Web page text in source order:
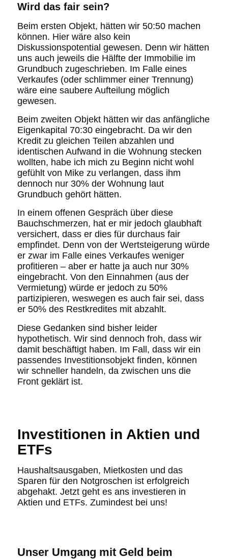
Wird das fair sein?
Beim ersten Objekt, hätten wir 50:50 machen
können. Hier wäre also kein
Diskussionspotential gewesen. Denn wir hätten
uns auch jeweils die Hälfte der Immobilie im
Grundbuch zugeschrieben. Im Falle eines
Verkaufes (oder schlimmer einer Trennung)
wäre eine saubere Aufteilung möglich
gewesen.
Beim zweiten Objekt hätten wir das anfängliche
Eigenkapital 70:30 eingebracht. Da wir den
Kredit zu gleichen Teilen abzahlen und
identischen Aufwand in die Wohnung stecken
wollten, habe ich mich zu Beginn nicht wohl
gefühlt von Mike zu verlangen, dass ihm
dennoch nur 30% der Wohnung laut
Grundbuch gehört hätten.
In einem offenen Gespräch über diese
Bauchschmerzen, hat er mir jedoch glaubhaft
versichert, dass er dies für durchaus fair
empfindet. Denn von der Wertsteigerung würde
er zwar im Falle eines Verkaufes weniger
profitieren – aber er hatte ja auch nur 30%
eingebracht. Von den Einnahmen (aus der
Vermietung) würde er jedoch zu 50%
partizipieren, weswegen es auch fair sei, dass
er 50% des Restkredites mit abzahlt.
Diese Gedanken sind bisher leider
hypothetisch. Wir sind dennoch froh, dass wir
damit beschäftigt haben. Im Fall, dass wir ein
passendes Investitionsobjekt finden, können
wir schneller handeln, da zwischen uns die
Front geklärt ist.
Investitionen in Aktien und
ETFs
Haushaltsausgaben, Mietkosten und das
Sparen für den Notgroschen ist erfolgreich
abgehakt. Jetzt geht es ans investieren in
Aktien und ETFs. Zumindest bei uns!
Unser Umgang mit Geld beim